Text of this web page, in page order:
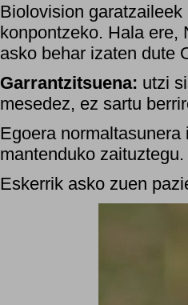
Biolovision
konpontzeko. Hala ere,
asko behar izaten dute
Garrantzitsuena: utzi
mesedez, ez sartu
Egoera
mantenduko
Eskerrik asko zuen